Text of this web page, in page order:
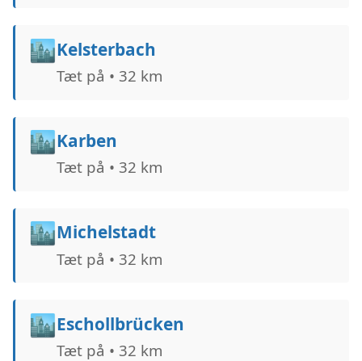
🏙️Kelsterbach
Tæt på • 32 km
🏙️Karben
Tæt på • 32 km
🏙️Michelstadt
Tæt på • 32 km
🏙️Eschollbrücken
Tæt på • 32 km